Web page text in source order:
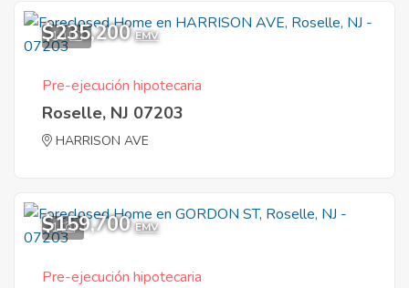
10
$235,200 EMV
Pre-ejecución hipotecaria
Roselle, NJ 07203
HARRISON AVE
1
$159,700 EMV
Pre-ejecución hipotecaria